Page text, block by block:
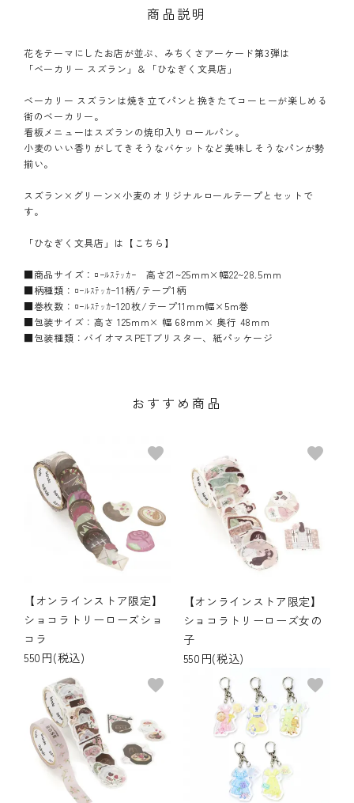
商品説明
花をテーマにしたお店が並ぶ、みちくさアーケード第3弾は
「ベーカリー スズラン」＆「ひなぎく文具店」
ベーカリー スズランは焼き立てパンと挽きたてコーヒーが楽しめる
街のベーカリー。
看板メニューはスズランの焼印入りロールパン。
小麦のいい香りがしてきそうなバケットなど美味しそうなパンが勢
揃い。
スズラン×グリーン×小麦のオリジナルロールテープとセットで
す。
「ひなぎく文具店」は 【こちら】
■商品サイズ：ﾛｰﾙｽﾃｯｶｰ 高さ21~25mm×幅22~28.5mm
■柄種類：ﾛｰﾙｽﾃｯｶｰ11柄/テープ1柄
■巻枚数：ﾛｰﾙｽﾃｯｶｰ120枚/テープ11mm幅×5m巻
■包装サイズ：高さ 125mm× 幅 68mm× 奥行 48mm
■包装種類：バイオマスPETブリスター、紙パッケージ
おすすめ商品
【オンラインストア限定】
ショコラトリーローズショ
コラ
550円(税込)
favorite
【オンラインストア限定】
ショコラトリーローズ女の
子
550円(税込)
favorite
favorite favorite